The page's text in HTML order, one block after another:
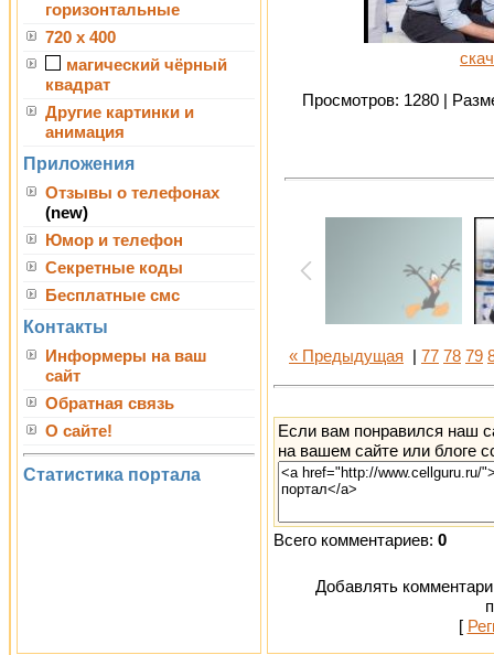
горизонтальные
720 x 400
магический чёрный
квадрат
Другие картинки и
анимация
Приложения
Отзывы о телефонах
(new)
Юмор и телефон
Секретные коды
Бесплатные смс
Контакты
Информеры на ваш
сайт
Обратная связь
О сайте!
Статистика портала
Просмотров: 1280 |
« Предыдущая 77 78 79
Если вам понравился наш
на вашем сайте или блоге
Всего комментариев: 0
Добавлять
[